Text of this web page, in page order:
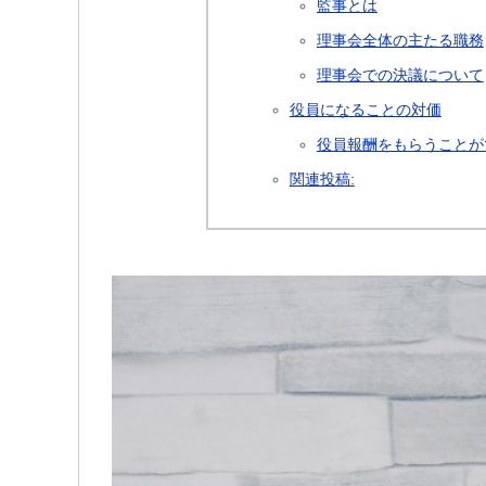
監事とは
理事会全体の主たる職務
理事会での決議について
役員になることの対価
役員報酬をもらうこと
関連投稿: